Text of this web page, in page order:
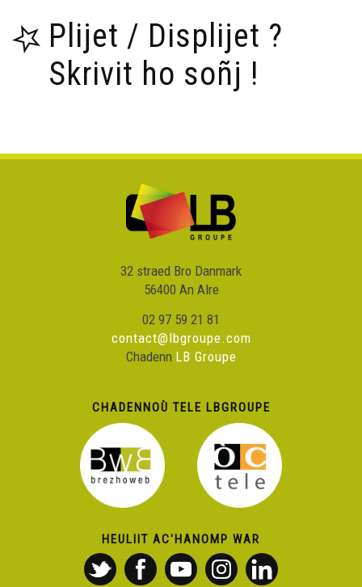
Plijet / Displijet ?
Skrivit ho soñj !
32 straed Bro Danmark
56400 An Alre
02 97 59 21 81
contact@lbgroupe.com
Chadenn LB Groupe
CHADENNOÙ TELE LBGROUPE
HEULIIT AC'HANOMP WAR